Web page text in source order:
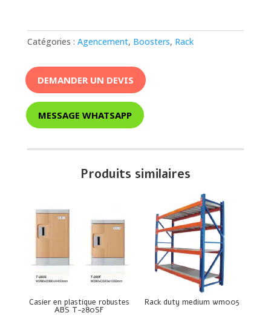
Catégories : Agencement, Boosters, Rack
DEMANDER UN DEVIS
MESSAGE WHATSAPP
Produits similaires
Casier en plastique robustes
ABS T-280SF
Rack duty medium wm005